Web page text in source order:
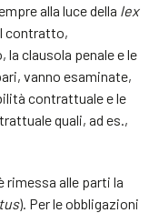
alla luce della lex
contratto,
la clausola penale e le
vanno esaminate,
contrattuale e le
quali, ad es.,
alle parti la
). Per le obbligazioni